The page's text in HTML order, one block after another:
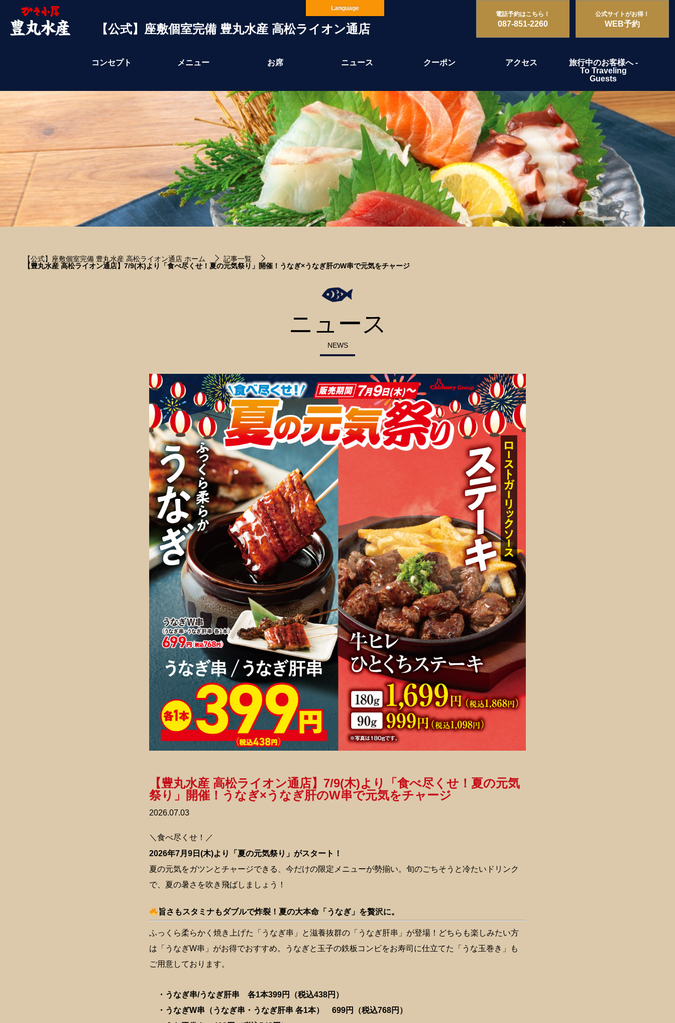
【公式】座敷個室完備 豊丸水産 高松ライオン通店
電話予約はこちら！
087-851-2260
公式サイトがお得！
WEB予約
コンセプト メニュー お席 ニュース クーポン アクセス
旅行中のお客様へ -
To Traveling
Guests
【公式】座敷個室完備 豊丸水産 高松ライオン通店 ホーム
記事一覧
【豊丸水産 高松ライオン通店】7/9(木)より「食べ尽くせ！夏の元気祭り」開催！うなぎ×うなぎ肝のW串で元気をチャージ
ニュース
NEWS
2026.07.03
【豊丸水産 高松ライオン通店】7/9(木)より「食べ尽くせ！夏の元気
祭り」開催！うなぎ×うなぎ肝のW串で元気をチャージ
＼食べ尽くせ！／
2026年7月9日(木)より「夏の元気祭り」がスタート！
夏の元気をガツンとチャージできる、今だけの限定メニューが勢揃い。旬のごちそうと冷たいドリンク
で、夏の暑さを吹き飛ばしましょう！
旨さもスタミナもダブルで炸裂！夏の大本命「うなぎ」を贅沢に。
ふっくら柔らかく焼き上げた「うなぎ串」と滋養抜群の「うなぎ肝串」が登場！どちらも楽しみたい方
は「うなぎW串」がお得でおすすめ。うなぎと玉子の鉄板コンビをお寿司に仕立てた「うな玉巻き」も
ご用意しております。
・うなぎ串/うなぎ肝串 各1本399円（税込438円）
・うなぎW串（うなぎ串・うなぎ肝串 各1本） 699円（税込768円）
Language